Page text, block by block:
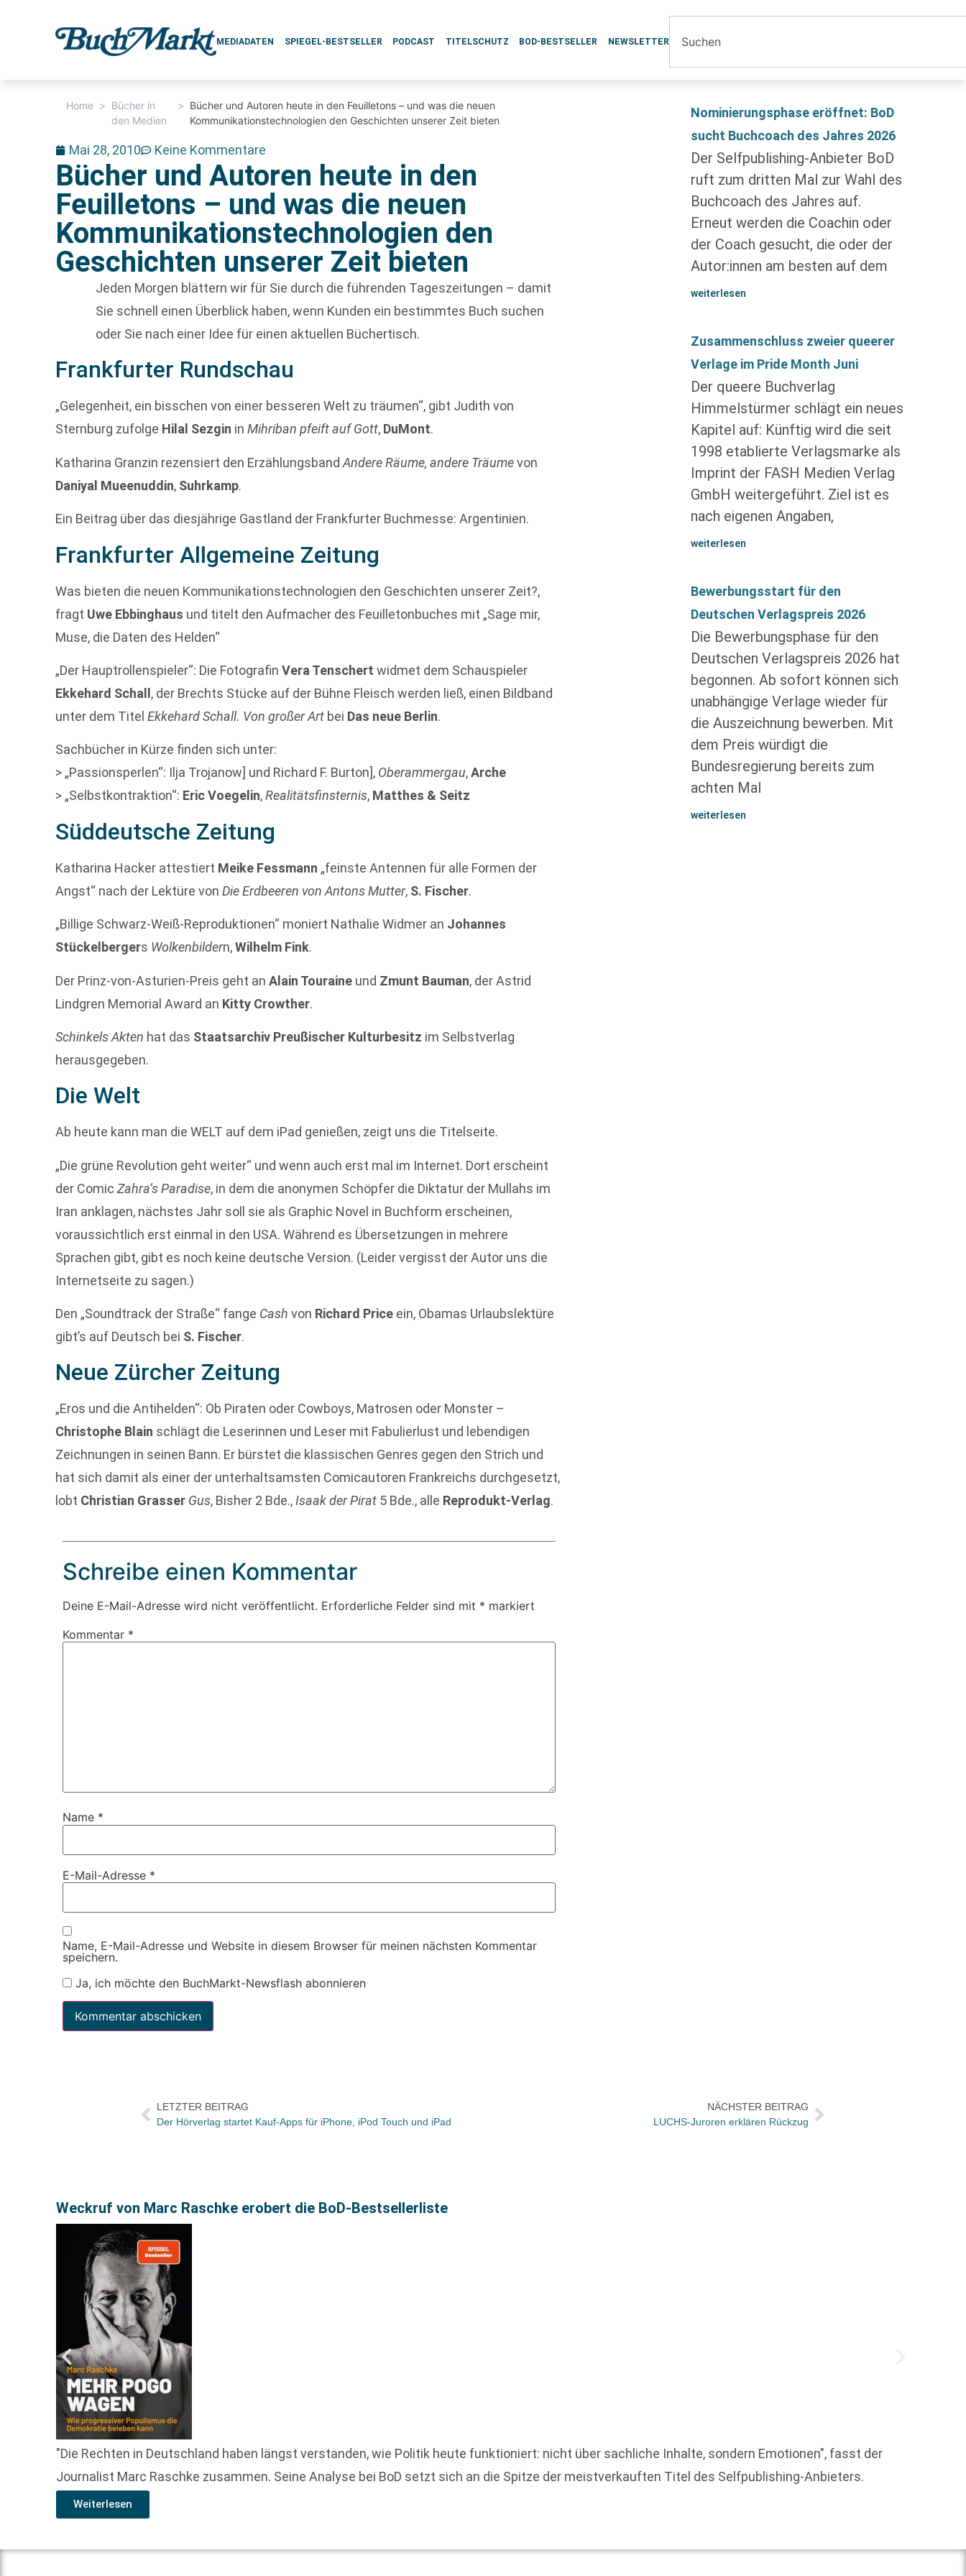
MEDIADATEN SPIEGEL-BESTSELLER PODCAST TITELSCHUTZ BOD-BESTSELLER NEWSLETTER
Home > Bücher in
den Medien
> Bücher und Autoren heute in den Feuilletons – und was die neuen
Kommunikationstechnologien den Geschichten unserer Zeit bieten
Mai 28, 2010 Keine Kommentare
Bücher und Autoren heute in den
Feuilletons – und was die neuen
Kommunikationstechnologien den
Geschichten unserer Zeit bieten
Jeden Morgen blättern wir für Sie durch die führenden Tageszeitungen – damit
Sie schnell einen Überblick haben, wenn Kunden ein bestimmtes Buch suchen
oder Sie nach einer Idee für einen aktuellen Büchertisch.
Frankfurter Rundschau
„Gelegenheit, ein bisschen von einer besseren Welt zu träumen“, gibt Judith von
Sternburg zufolge Hilal Sezgin inMihriban pfeift auf Gott, DuMont.
Katharina Granzin rezensiert den ErzählungsbandAndere Räume, andere Träumevon
Daniyal Mueenuddin, Suhrkamp.
Ein Beitrag über das diesjährige Gastland der Frankfurter Buchmesse: Argentinien.
Frankfurter Allgemeine Zeitung
Was bieten die neuen Kommunikationstechnologien den Geschichten unserer Zeit?,
fragt Uwe Ebbinghaus und titelt den Aufmacher des Feuilletonbuches mit „Sage mir,
Muse, die Daten des Helden“
„Der Hauptrollenspieler“: Die FotografinVera Tenschert widmet dem Schauspieler
Ekkehard Schall , der Brechts Stücke auf der Bühne Fleisch werden ließ, einen Bildband
unter dem TitelEkkehard Schall. Von großer Art bei Das neue Berlin.
Sachbücher in Kürze finden sich unter:
> „Passionsperlen“: Ilja Trojanow] und Richard F. Burton], Oberammergau,Arche
> „Selbstkontraktion“: Eric Voegelin,Realitätsfinsternis, Matthes & Seitz
Süddeutsche Zeitung
Katharina Hacker attestiert Meike Fessmann „feinste Antennen für alle Formen der
Angst“ nach der Lektüre vonDie Erdbeeren von Antons Mutter, S. Fischer.
„Billige Schwarz-Weiß-Reproduktionen“ moniert Nathalie Widmer an Johannes
Stückelbergers Wolkenbildern,Wilhelm Fink.
Der Prinz-von-Asturien-Preis geht anAlain Touraine und Zmunt Bauman, der Astrid
Lindgren Memorial Award an Kitty Crowther.
Schinkels Akten hat das Staatsarchiv Preußischer Kulturbesitz im Selbstverlag
herausgegeben.
Die Welt
Ab heute kann man die WELT auf dem iPad genießen, zeigt uns die Titelseite.
„Die grüne Revolution geht weiter“ und wenn auch erst mal im Internet. Dort erscheint
der ComicZahra’s Paradise, in dem die anonymen Schöpfer die Diktatur der Mullahs im
Iran anklagen, nächstes Jahr soll sie als Graphic Novel in Buchform erscheinen,
voraussichtlich erst einmal in den USA. Während es Übersetzungen in mehrere
Sprachen gibt, gibt es noch keine deutsche Version. (Leider vergisst der Autor uns die
Internetseite zu sagen.)
Den „Soundtrack der Straße“ fange Cash von Richard Price ein, Obamas Urlaubslektüre
gibt’s auf Deutsch bei S. Fischer.
Neue Zürcher Zeitung
„Eros und die Antihelden“: Ob Piraten oder Cowboys, Matrosen oder Monster –
Christophe Blain schlägt die Leserinnen und Leser mit Fabulierlust und lebendigen
Zeichnungen in seinen Bann. Er bürstet die klassischen Genres gegen den Strich und
hat sich damit als einer der unterhaltsamsten Comicautoren Frankreichs durchgesetzt,
lobt Christian Grasser Gus, Bisher 2 Bde.,Isaak der Pirat 5 Bde., alle Reprodukt-Verlag.
Schreibe einen Kommentar
Deine E-Mail-Adresse wird nicht veröffentlicht. Erforderliche Felder sind mit * markiert
Kommentar *
Name *
E-Mail-Adresse *
Name, E-Mail-Adresse und Website in diesem Browser für meinen nächsten Kommentar
speichern.
Ja, ich möchte den BuchMarkt-Newsflash abonnieren
Nominierungsphase eröffnet: BoD
sucht Buchcoach des Jahres 2026
Der Selfpublishing-Anbieter BoD
ruft zum dritten Mal zur Wahl des
Buchcoach des Jahres auf.
Erneut werden die Coachin oder
der Coach gesucht, die oder der
Autor:innen am besten auf dem
weiterlesen
Zusammenschluss zweier queerer
Verlage im Pride Month Juni
Der queere Buchverlag
Himmelstürmer schlägt ein neues
Kapitel auf: Künftig wird die seit
1998 etablierte Verlagsmarke als
Imprint der FASH Medien Verlag
GmbH weitergeführt. Ziel ist es
nach eigenen Angaben,
weiterlesen
Bewerbungsstart für den
Deutschen Verlagspreis 2026
Die Bewerbungsphase für den
Deutschen Verlagspreis 2026 hat
begonnen. Ab sofort können sich
unabhängige Verlage wieder für
die Auszeichnung bewerben. Mit
dem Preis würdigt die
Bundesregierung bereits zum
achten Mal
weiterlesen
LETZTER BEITRAG
Der Hörverlag startet Kauf-Apps für iPhone, iPod Touch und iPad
NÄCHSTER BEITRAG
LUCHS-Juroren erklären Rückzug
Weckruf von Marc Raschke erobert die BoD-Bestsellerliste
"Die Rechten in Deutschland haben längst verstanden, wie Politik heute funktioniert: nicht über sachliche Inhalte, sondern Emotionen", fasst der
Journalist Marc Raschke zusammen. Seine Analyse bei BoD setzt sich an die Spitze der meistverkauften Titel des Selfpublishing-Anbieters.
Weiterlesen